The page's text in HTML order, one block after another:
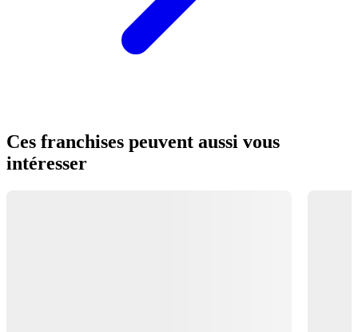
Ces franchises peuvent aussi vous
intéresser